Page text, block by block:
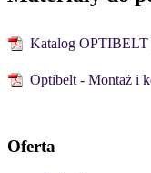
Katalog OPTIBELT
Optibelt - Montaż i
Oferta